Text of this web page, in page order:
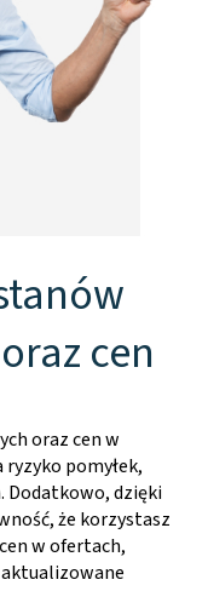
cen
oraz cen w
pomyłek,
Dodatkowo, dzięki
że korzystasz
w ofertach,